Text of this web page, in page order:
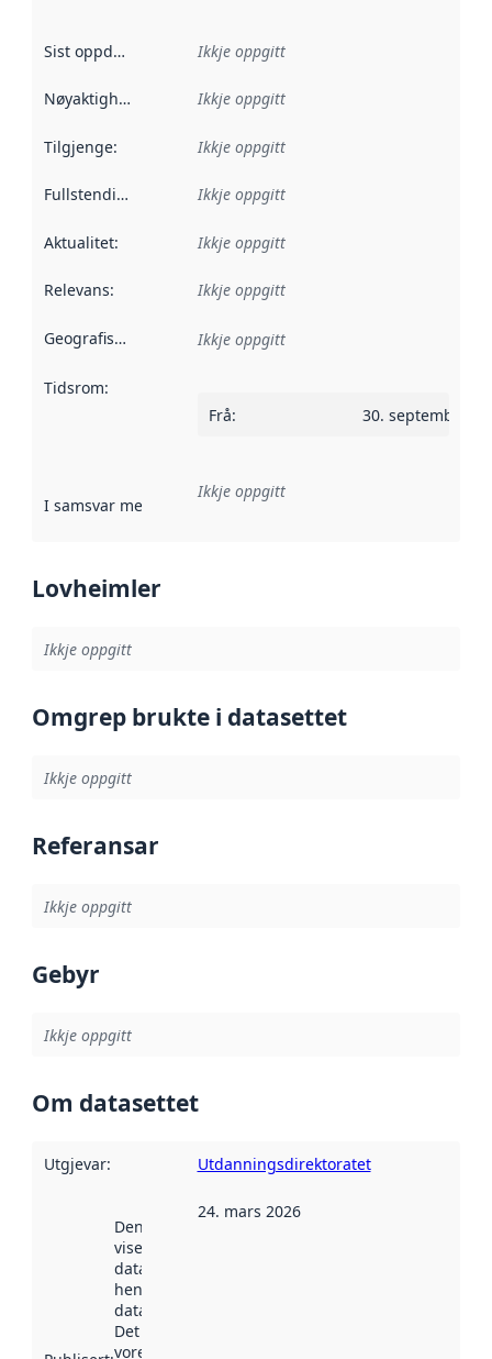
Sist oppdatert Ikkje oppgitt
Nøyaktigheit Ikkje oppgitt
Tilgjenge: Ikkje oppgitt
Fullstendigheit Ikkje oppgitt
Aktualitet: Ikkje oppgitt
Relevans: Ikkje oppgitt
Geografisk område Ikkje oppgitt
Tidsrom:
Frå: 30. september
I samsvar med Referanse til ei implementeringsregel eller
Ikkje oppgitt
Lovheimler
Ikkje oppgitt
Omgrep brukte i datasettet
Ikkje oppgitt
Referansar
Ikkje oppgitt
Gebyr
Ikkje oppgitt
Om datasettet
Utgjevar: Utdanningsdirektoratet
Denne datoen
viser når
datasettet vart
henta inn av
data.norge.no.
Det kan ha
vore
24. mars 2026